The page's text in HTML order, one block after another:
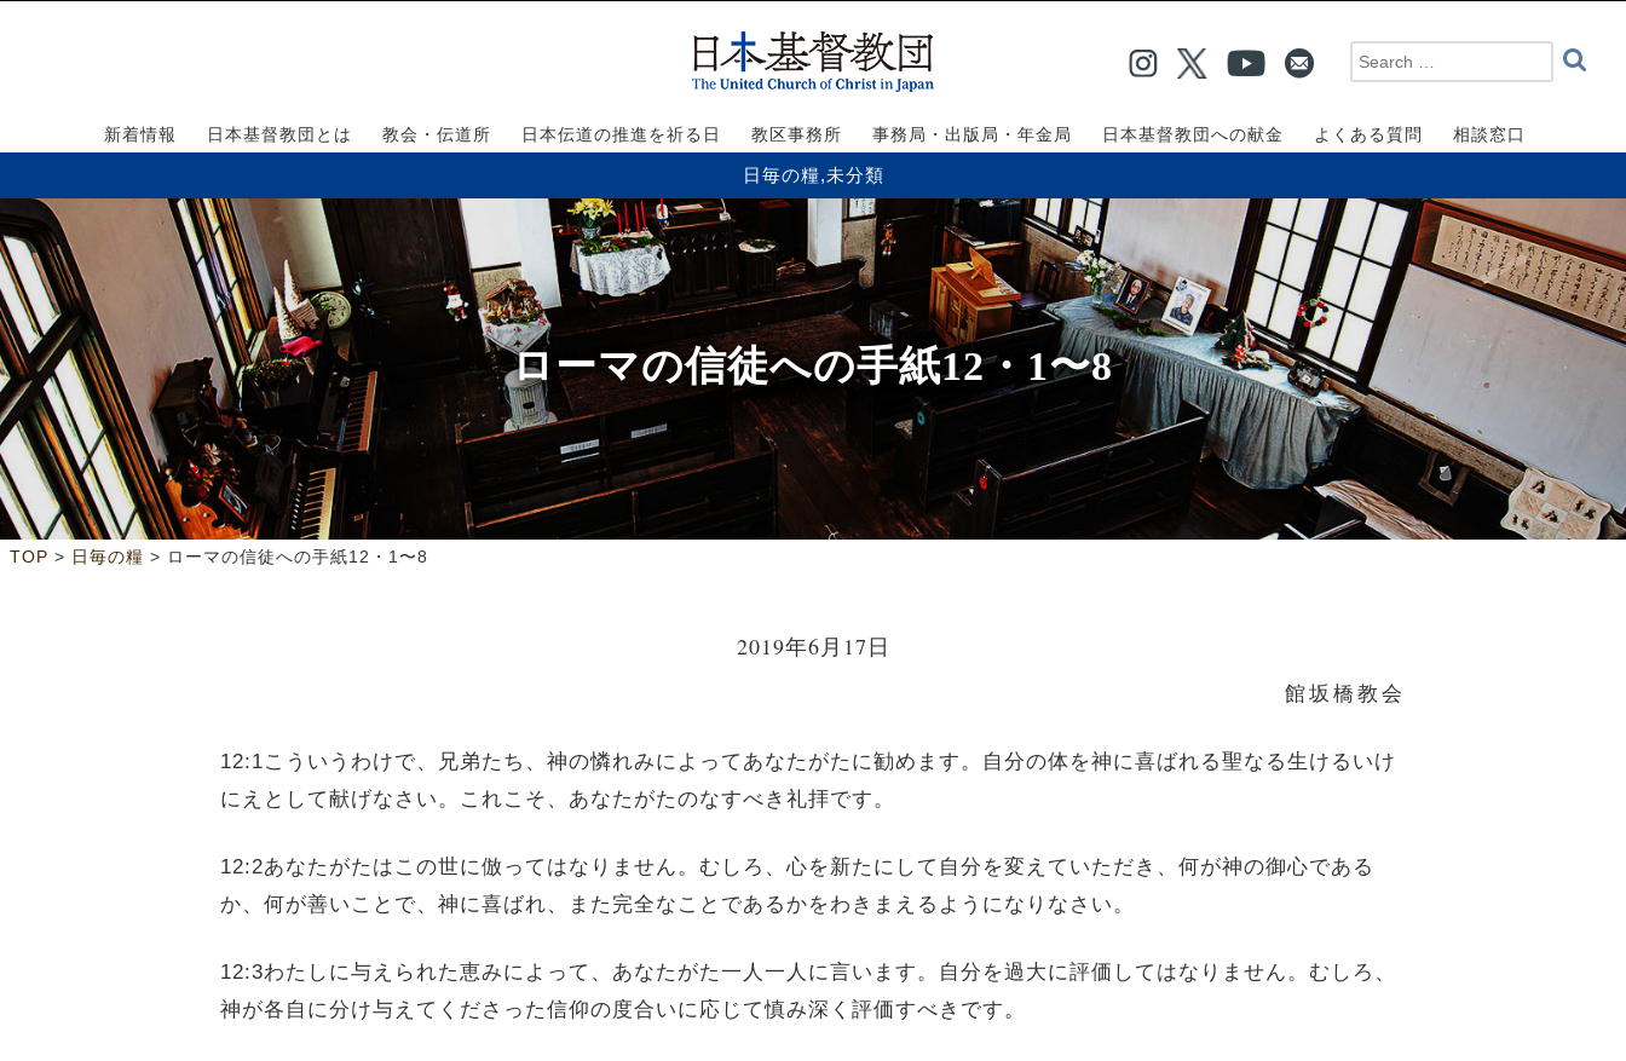
新着情報 日本基督教団とは 教会・伝道所 日本伝道の推進を祈る日 教区事務所 事務局・出版局・年金局 日本基督教団への献金 よくある質問 相談窓口
日毎の糧,未分類
ローマの信徒への手紙12・1〜8
TOP > 日毎の糧 > ローマの信徒への手紙12・1〜8
2019年6月17日
館坂橋教会
12:1こういうわけで、兄弟たち、神の憐れみによってあなたがたに勧めます。自分の体を神に喜ばれる聖なる生けるいけ
にえとして献げなさい。これこそ、あなたがたのなすべき礼拝です。
12:2あなたがたはこの世に倣ってはなりません。むしろ、心を新たにして自分を変えていただき、何が神の御心である
か、何が善いことで、神に喜ばれ、また完全なことであるかをわきまえるようになりなさい。
12:3わたしに与えられた恵みによって、あなたがた一人一人に言います。自分を過大に評価してはなりません。むしろ、
神が各自に分け与えてくださった信仰の度合いに応じて慎み深く評価すべきです。